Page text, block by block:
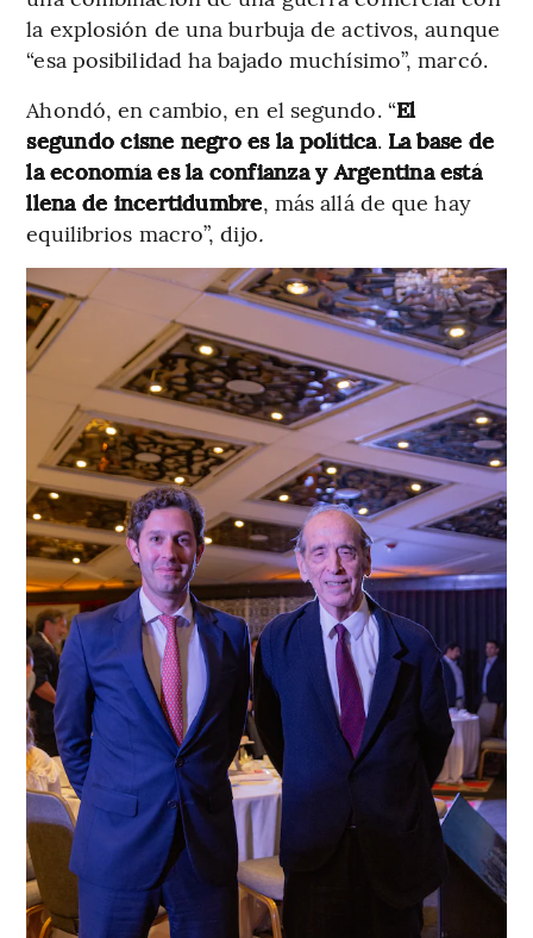
la explosión de una burbuja de activos, aunque
“esa posibilidad ha bajado muchísimo”, marcó.
Ahondó, en cambio, en el segundo. “El
segundo cisne negro es la política. La base de
la economía es la confianza y Argentina está
llena de incertidumbre, más allá de que hay
equilibrios macro”, dijo.